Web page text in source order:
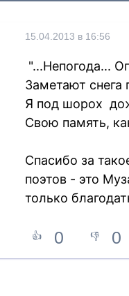
15.04.2013 в 16:56
"...Непогода...
Заметают снега
Я под шорох
Свою память,
Спасибо за
поэтов - это
только
👍 0 👎 0